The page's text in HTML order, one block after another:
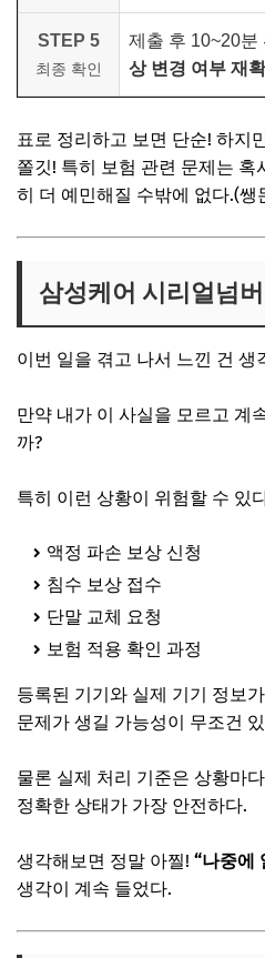
STEP 5
최종 확인
제출 후 10~20분
상 변경 여부 재
표로 정리하고 보면 단순! 하지
쫄깃! 특히 보험 관련 문제는 혹
히 더 예민해질 수밖에 없다.(쌩
삼성케어 시리얼넘
이번 일을 겪고 나서 느낀 건 생
만약 내가 이 사실을 모르고 계
까?
특히 이런 상황이 위험할 수 있
액정 파손 보상 신청
침수 보상 접수
단말 교체 요청
보험 적용 확인 과정
등록된 기기와 실제 기기 정보
문제가 생길 가능성이 무조건
물론 실제 처리 기준은 상황마
정확한 상태가 가장 안전하다.
생각해보면 정말 아찔! “나중에
생각이 계속 들었다.